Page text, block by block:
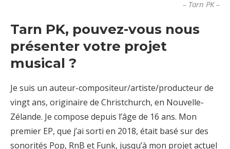
– Tarn PK –
Tarn PK, pouvez-vous nous
présenter votre projet
musical ?
Je suis un auteur-compositeur/artiste/producteur de
vingt ans, originaire de Christchurch, en Nouvelle-
Zélande. Je compose depuis l’âge de 16 ans. Mon
premier EP, que j’ai sorti en 2018, était basé sur des
sonorités Pop, RnB et Funk, jusqu’à mon projet actuel